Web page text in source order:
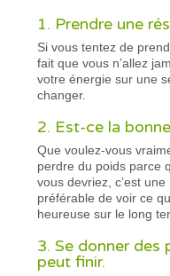
1. Prendre une
Si vous tentez de
fait que vous n’allez
votre énergie sur une
changer.
2. Est-ce la
Que voulez-vous
perdre du poids parce
vous devriez, c’est
préférable de voir ce
heureuse sur le long
3. Se donner des
peut finir.